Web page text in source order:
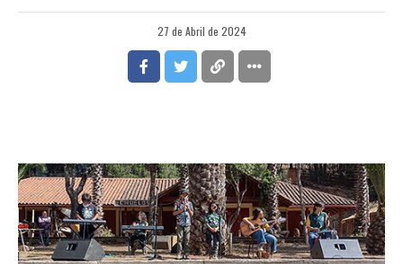
27 de Abril de 2024